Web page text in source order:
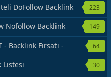
DoFollow Backlink
223
Nofollow Backlink
149
- Backlink Fırsatı -
64
Listesi 30